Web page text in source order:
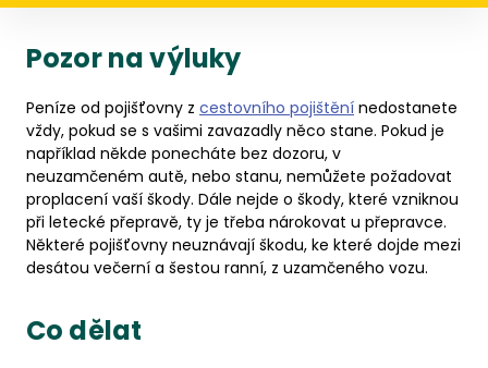
Pozor na výluky
Peníze od pojišťovny z cestovního pojištění nedostanete
vždy, pokud se s vašimi zavazadly něco stane. Pokud je
například někde ponecháte bez dozoru, v
neuzamčeném autě, nebo stanu, nemůžete požadovat
proplacení vaší škody. Dále nejde o škody, které vzniknou
při letecké přepravě, ty je třeba nárokovat u přepravce.
Některé pojišťovny neuznávají škodu, ke které dojde mezi
desátou večerní a šestou ranní, z uzamčeného vozu.
Co dělat